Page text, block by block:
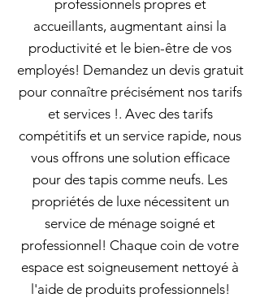
professionnels propres et
accueillants, augmentant ainsi la
productivité et le bien-être de vos
employés! Demandez un devis gratuit
pour connaître précisément nos tarifs
et services !. Avec des tarifs
compétitifs et un service rapide, nous
vous offrons une solution efficace
pour des tapis comme neufs. Les
propriétés de luxe nécessitent un
service de ménage soigné et
professionnel! Chaque coin de votre
espace est soigneusement nettoyé à
l'aide de produits professionnels!